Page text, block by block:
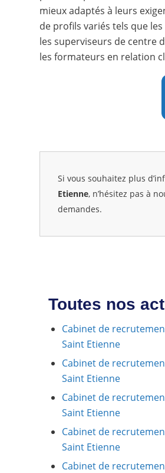
mieux adaptés à leurs
de profils variés tels que
les superviseurs de centre
les formateurs en relation
Si vous souhaitez plus
Etienne, n’hésitez pas à
demandes.
Toutes nos
Cabinet de
Saint Etienne
Cabinet de
Saint Etienne
Cabinet de
Saint Etienne
Cabinet de
Saint Etienne
Cabinet de